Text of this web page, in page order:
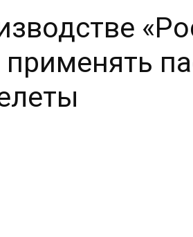
применять